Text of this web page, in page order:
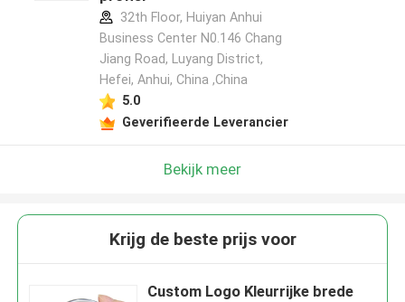
32th Floor, Huiyan Anhui
Business Center N0.146 Chang
Jiang Road, Luyang District,
Hefei, Anhui, China ,China
5.0
Geverifieerde Leverancier
Bekijk meer
Krijg de beste prijs voor
Custom Logo Kleurrijke brede